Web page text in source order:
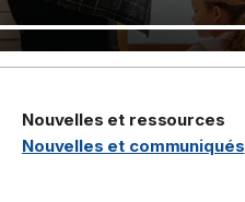
Nouvelles et ressources
Nouvelles et communiqués